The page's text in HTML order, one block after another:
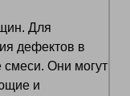
Для
дефектов в
смеси. Они могут
и